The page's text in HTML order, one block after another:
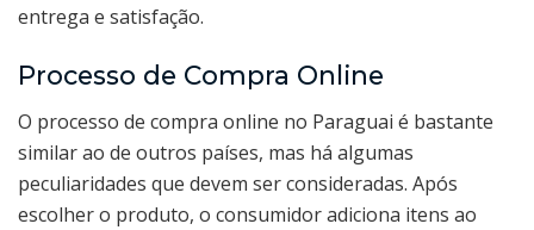
entrega e satisfação.
Processo de Compra Online
O processo de compra online no Paraguai é bastante
similar ao de outros países, mas há algumas
peculiaridades que devem ser consideradas. Após
escolher o produto, o consumidor adiciona itens ao